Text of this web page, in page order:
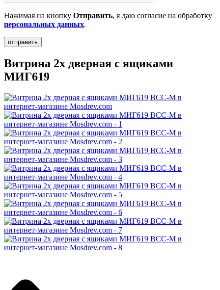
Нажимая на кнопку Отправить, я даю согласие на обработку
персональных данных.
Витрина 2х дверная с ящиками
МИГ619